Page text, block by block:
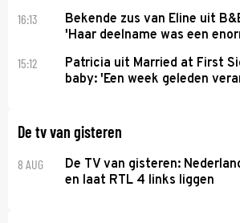
16:13
Bekende zus van Eline uit
'Haar deelname was een
15:12
Patricia uit Married at First
baby: 'Een week geleden
De tv van gisteren
8 AUG
De TV van gisteren:
en laat RTL 4 links liggen